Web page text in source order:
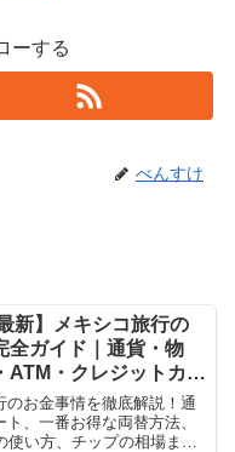
ーする
べんすけ
新】メキシコ旅行の
全ガイド｜通貨・物
ATM・クレジットカー
まで徹底解説
のお金事情を徹底解説！通
、一番お得な両替方法、
使い方、チップの相場ま